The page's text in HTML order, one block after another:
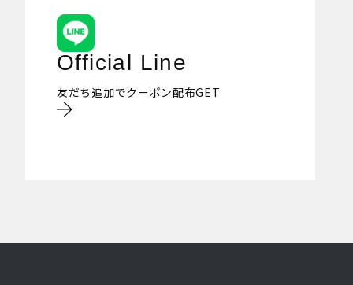
Official Line
友だち追加でクーポン配布GET